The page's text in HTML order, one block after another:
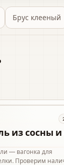
Брус клееный
из сосны и
— вагонка для
Проверим